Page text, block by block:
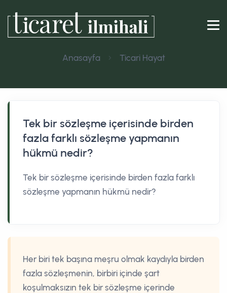
Anasayfa Ticari Hayat
Tek bir sözleşme içerisinde birden
fazla farklı sözleşme yapmanın
hükmü nedir?
Tek bir sözleşme içerisinde birden fazla farklı
sözleşme yapmanın hükmü nedir?
Her biri tek başına meşru olmak kaydıyla birden
fazla sözleşmenin, birbiri içinde şart
koşulmaksızın tek bir sözleşme içerinde